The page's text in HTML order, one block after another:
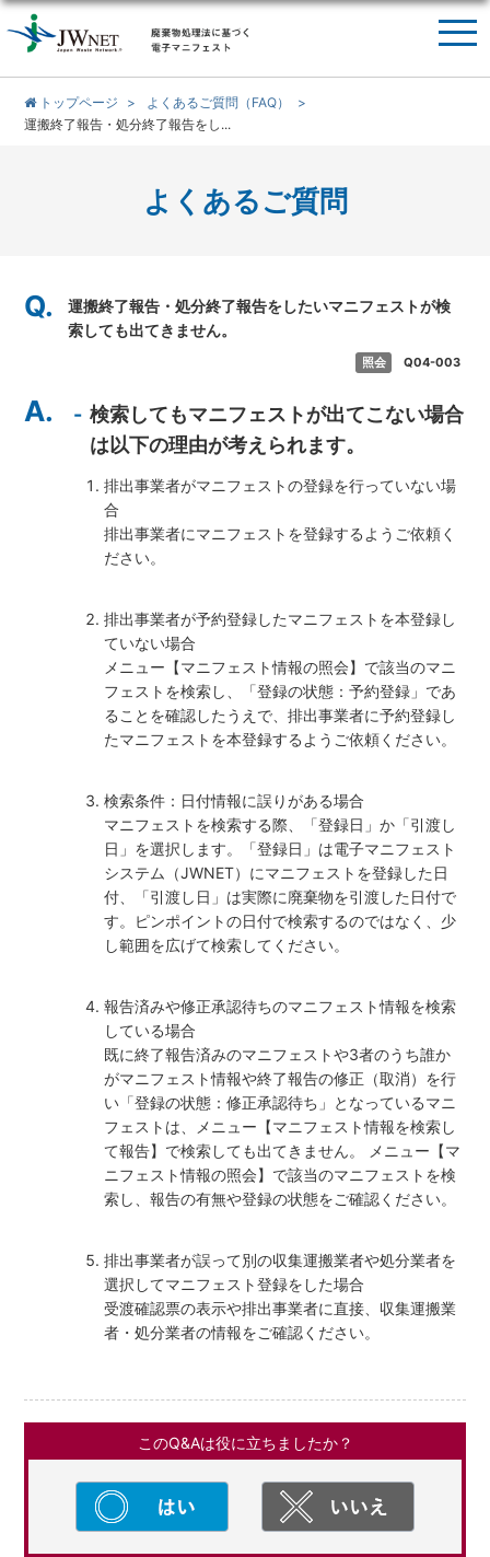
トップページ
よくあるご質問（FAQ）
運搬終了報告・処分終了報告をし...
よくあるご質問
Q.
運搬終了報告・処分終了報告をしたいマニフェストが検
索しても出てきません。
照会 Q04-003
A.
検索してもマニフェストが出てこない場合
は以下の理由が考えられます。
排出事業者がマニフェストの登録を行っていない場
合
排出事業者にマニフェストを登録するようご依頼く
ださい。
排出事業者が予約登録したマニフェストを本登録し
ていない場合
メニュー【マニフェスト情報の照会】で該当のマニ
フェストを検索し、「登録の状態：予約登録」であ
ることを確認したうえで、排出事業者に予約登録し
たマニフェストを本登録するようご依頼ください。
検索条件：日付情報に誤りがある場合
マニフェストを検索する際、「登録日」か「引渡し
日」を選択します。「登録日」は電子マニフェスト
システム（JWNET）にマニフェストを登録した日
付、「引渡し日」は実際に廃棄物を引渡した日付で
す。ピンポイントの日付で検索するのではなく、少
し範囲を広げて検索してください。
報告済みや修正承認待ちのマニフェスト情報を検索
している場合
既に終了報告済みのマニフェストや3者のうち誰か
がマニフェスト情報や終了報告の修正（取消）を行
い「登録の状態：修正承認待ち」となっているマニ
フェストは、メニュー【マニフェスト情報を検索し
て報告】で検索しても出てきません。 メニュー【マ
ニフェスト情報の照会】で該当のマニフェストを検
索し、報告の有無や登録の状態をご確認ください。
排出事業者が誤って別の収集運搬業者や処分業者を
選択してマニフェスト登録をした場合
受渡確認票の表示や排出事業者に直接、収集運搬業
者・処分業者の情報をご確認ください。
このQ&Aは役に立ちましたか？